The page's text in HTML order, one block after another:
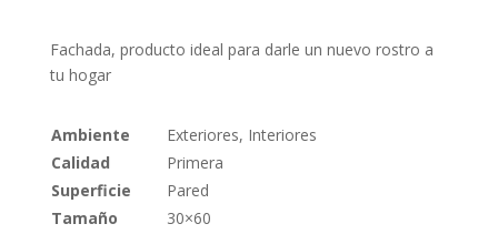
Fachada, producto ideal para darle un nuevo rostro a
tu hogar
Ambiente
Exteriores, Interiores
Calidad
Primera
Superficie
Pared
Tamaño
30×60